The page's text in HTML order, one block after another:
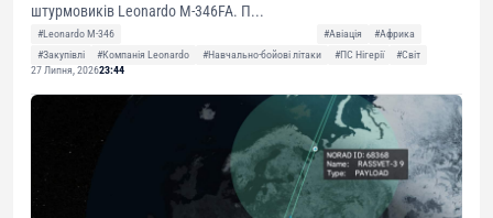
штурмовиків Leonardo M-346FA. П...
#Leonardo M-346 #Авіація
#Африка
#Закупівлі
#Компанія Leonardo #Навчально-бойові літаки #ПС Нігерії
#Світ
27 Липня, 202623:44